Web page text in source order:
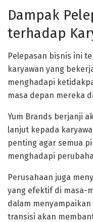
Dampak
terhadap
Pelepasan bisnis ini
karyawan yang
menghadapi
masa depan mereka
Yum Brands berjanji
lanjut kepada
penting agar semua
menghadapi
Perusahaan juga
yang efektif di masa-
dalam
transisi akan